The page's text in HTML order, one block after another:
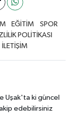
EĞİTİM
SPOR
POLİTİKASI
İLETİŞİM
Uşak'ta ki güncel
edebilirsiniz